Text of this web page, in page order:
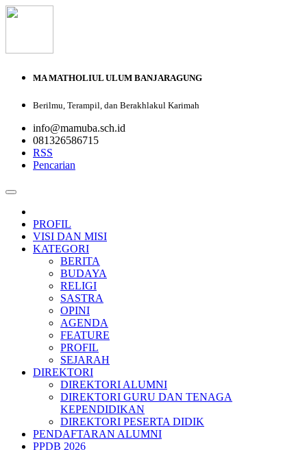
MA MATHOLIUL ULUM BANJARAGUNG
Berilmu, Terampil, dan Berakhlakul Karimah
info@mamuba.sch.id
081326586715
RSS
Pencarian
PROFIL
VISI DAN MISI
KATEGORI
BERITA
BUDAYA
RELIGI
SASTRA
OPINI
AGENDA
FEATURE
PROFIL
SEJARAH
DIREKTORI
DIREKTORI ALUMNI
DIREKTORI GURU DAN TENAGA
KEPENDIDIKAN
DIREKTORI PESERTA DIDIK
PENDAFTARAN ALUMNI
PPDB 2026